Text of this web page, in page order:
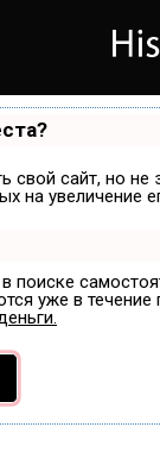
свой сайт, но
на
поиске
уже в